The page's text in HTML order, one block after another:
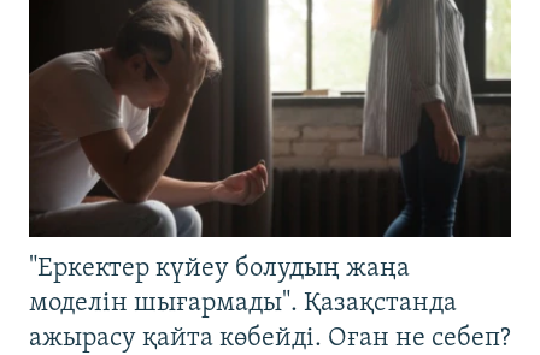
"Еркектер күйеу болудың жаңа
моделін шығармады". Қазақстанда
ажырасу қайта көбейді. Оған не себеп?